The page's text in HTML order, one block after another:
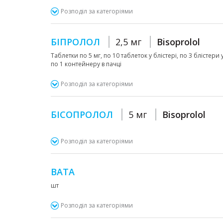
Розподіл за категоріями
БІПРОЛОЛ 2,5 мг Bisoprolol
Таблетки по 5 мг, по 10 таблеток у блістері, по 3
по 1 контейнеру в пачці
Розподіл за категоріями
БІСОПРОЛОЛ 5 мг Bisoprolol
Розподіл за категоріями
ВАТА
шт
Розподіл за категоріями